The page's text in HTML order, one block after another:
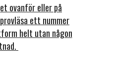
ovanför eller på
ett nummer
helt utan någon